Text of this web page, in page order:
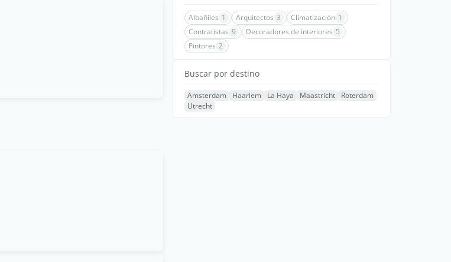
Albañiles 1 Arquitectos 3 Climatización 1
Contratistas 9 Decoradores de interiores 5
Pintores 2
Buscar por destino
Amsterdam Haarlem La Haya Maastricht
Roterdam
Utrecht